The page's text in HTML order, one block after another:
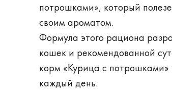
потрошками», который
своим ароматом.
Формула этого рациона
кошек и рекомендованной
корм «Курица с
каждый день.